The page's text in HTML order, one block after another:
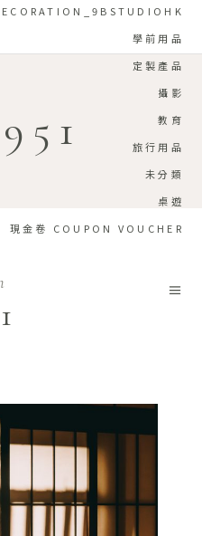
學前用品
定製產品
攝影
教育
旅行用品
未分類
桌遊
現金卷 COUPON VOUCHER